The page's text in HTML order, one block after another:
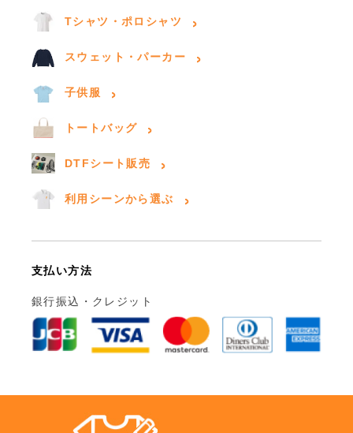
Tシャツ・ポロシャツ
スウェット・パーカー
子供服
トートバッグ
DTFシート販売
利用シーンから選ぶ
支払い方法
銀行振込・クレジット